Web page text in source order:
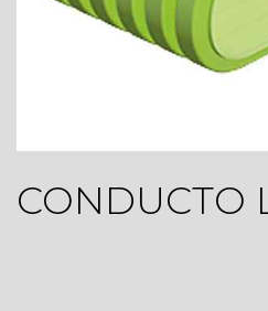
CONDUCTO